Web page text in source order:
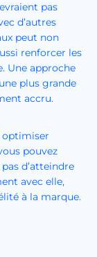
pas
d’autres
peut non
renforcer les
Une approche
plus grande
accru.
optimiser
pouvez
d’atteindre
avec elle,
à la marque.